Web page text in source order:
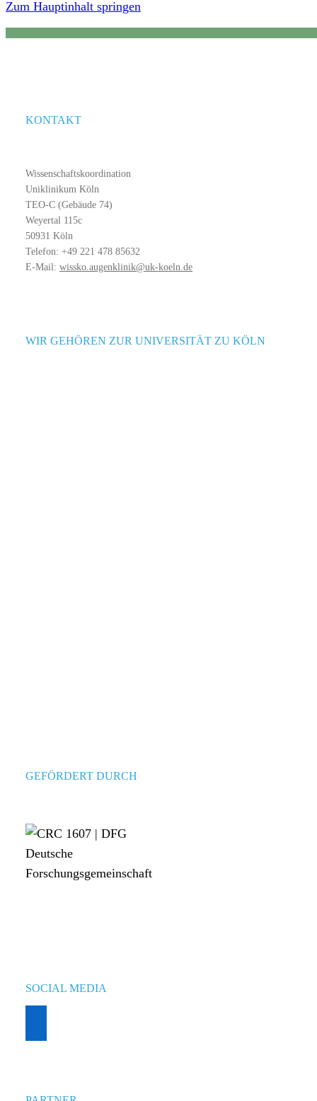
Zum Hauptinhalt springen
KONTAKT
Wissenschaftskoordination
Uniklinikum Köln
TEO-C (Gebäude 74)
Weyertal 115c
50931 Köln
Telefon: +49 221 478 85632
E-Mail: wissko.augenklinik@uk-koeln.de
WIR GEHÖREN ZUR UNIVERSITÄT ZU KÖLN
GEFÖRDERT DURCH
SOCIAL MEDIA